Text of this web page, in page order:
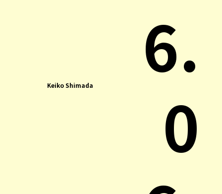
Keiko Shimada
6.
0